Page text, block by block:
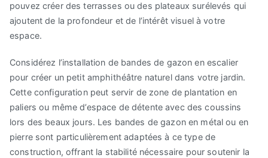
pouvez créer des terrasses ou des plateaux surélevés qui
ajoutent de la profondeur et de l’intérêt visuel à votre
espace.
Considérez l’installation de bandes de gazon en escalier
pour créer un petit amphithéâtre naturel dans votre jardin.
Cette configuration peut servir de zone de plantation en
paliers ou même d’espace de détente avec des coussins
lors des beaux jours. Les bandes de gazon en métal ou en
pierre sont particulièrement adaptées à ce type de
construction, offrant la stabilité nécessaire pour soutenir la